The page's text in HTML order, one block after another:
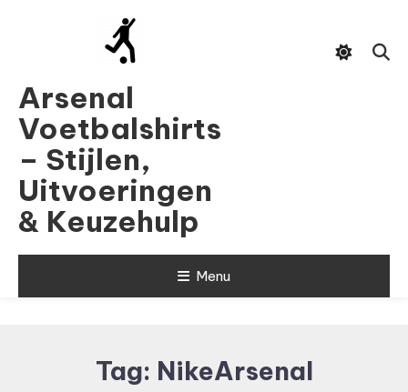
Arsenal
Voetbalshirts
– Stijlen,
Uitvoeringen
& Keuzehulp
Menu
Tag: NikeArsenal